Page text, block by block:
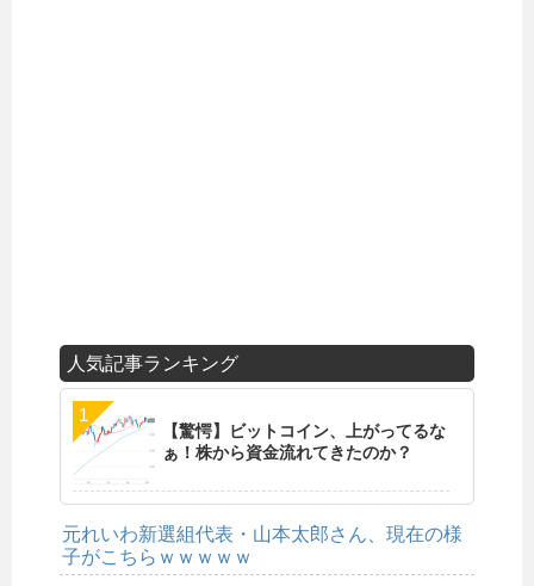
人気記事ランキング
【驚愕】ビットコイン、上がってるな
ぁ！株から資金流れてきたのか？
元れいわ新選組代表・山本太郎さん、現在の様
子がこちらｗｗｗｗｗ